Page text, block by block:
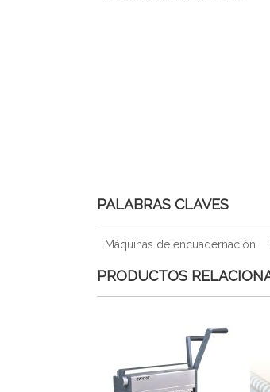
PALABRAS CLAVES
Máquinas de encuadernación
PRODUCTOS